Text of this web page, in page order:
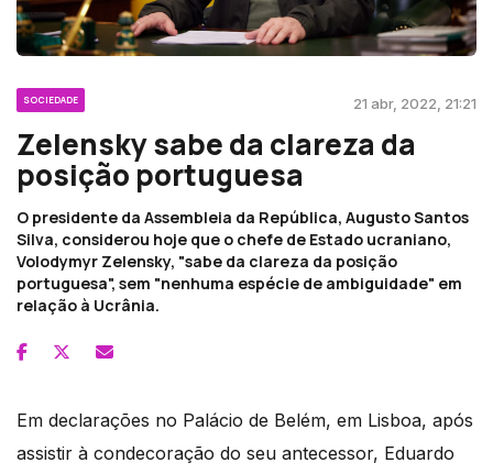
SOCIEDADE 21 abr, 2022, 21:21
Zelensky sabe da clareza da
posição portuguesa
O presidente da Assembleia da República, Augusto Santos
Silva, considerou hoje que o chefe de Estado ucraniano,
Volodymyr Zelensky, "sabe da clareza da posição
portuguesa", sem "nenhuma espécie de ambiguidade" em
relação à Ucrânia.
Em declarações no Palácio de Belém, em Lisboa, após
assistir à condecoração do seu antecessor, Eduardo